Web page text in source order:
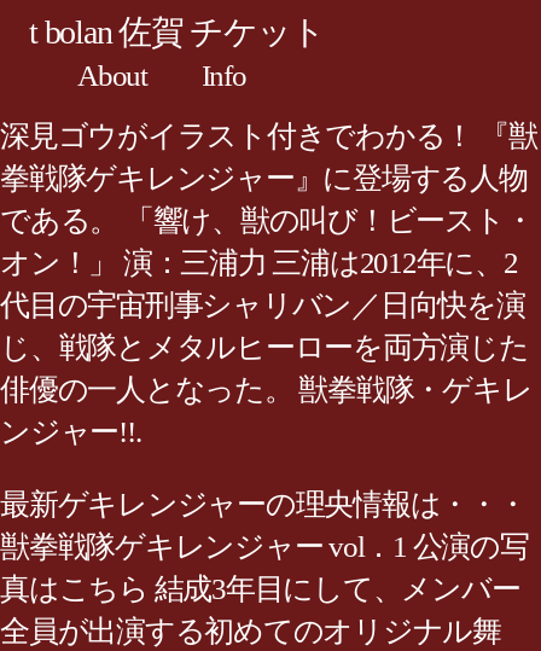
t bolan 佐賀 チケット
About
Info
深見ゴウがイラスト付きでわかる！ 『獣
拳戦隊ゲキレンジャー』に登場する人物
である。 「響け、獣の叫び！ビースト・
オン！」 演：三浦力 三浦は2012年に、2
代目の宇宙刑事シャリバン／日向快を演
じ、戦隊とメタルヒーローを両方演じた
俳優の一人となった。 獣拳戦隊・ゲキレ
ンジャー!!.
最新ゲキレンジャーの理央情報は・・・
獣拳戦隊ゲキレンジャー vol．1 公演の写
真はこちら 結成3年目にして、メンバー
全員が出演する初めてのオリジナル舞